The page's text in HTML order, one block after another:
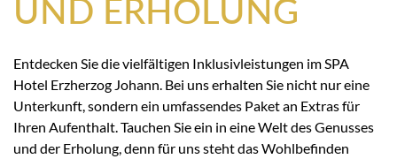
UND ERHOLUNG
Entdecken Sie die vielfältigen Inklusivleistungen im SPA
Hotel Erzherzog Johann. Bei uns erhalten Sie nicht nur eine
Unterkunft, sondern ein umfassendes Paket an Extras für
Ihren Aufenthalt. Tauchen Sie ein in eine Welt des Genusses
und der Erholung, denn für uns steht das Wohlbefinden